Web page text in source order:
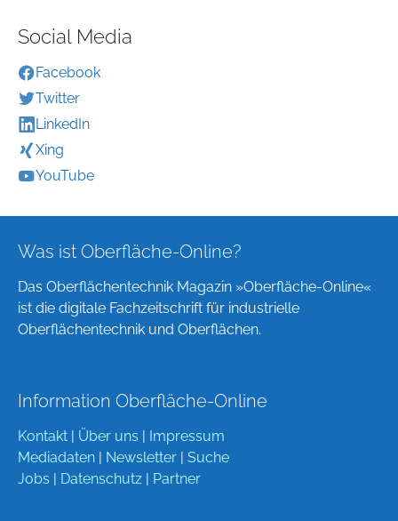
Social Media
Facebook
Twitter
LinkedIn
Xing
YouTube
Was ist Oberfläche-Online?
Das Oberflächentechnik Magazin »Oberfläche-Online«
ist die digitale Fachzeitschrift für industrielle
Oberflächentechnik und Oberflächen.
Information Oberfläche-Online
Kontakt Über uns
Impressum
Mediadaten
Newsletter
Suche
Jobs
Datenschutz Partner